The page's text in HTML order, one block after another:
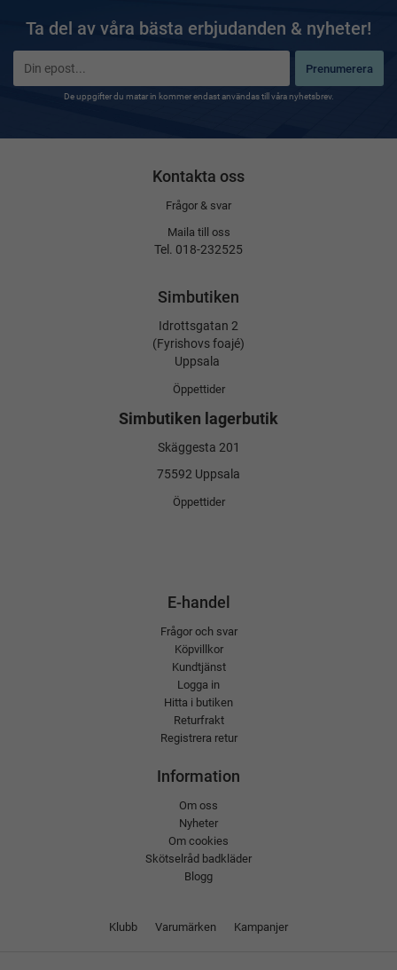
Ta del av våra bästa erbjudanden & nyheter!
Prenumerera
De uppgifter du matar in kommer endast användas till våra nyhetsbrev.
Kontakta oss
Frågor & svar
Maila till oss
Tel. 018-232525
Simbutiken
Idrottsgatan 2
(Fyrishovs foajé)
Uppsala
Öppettider
Simbutiken lagerbutik
Skäggesta 201
75592 Uppsala
Öppettider
E-handel
Frågor och svar
Köpvillkor
Kundtjänst
Logga in
Hitta i butiken
Returfrakt
Registrera retur
Information
Om oss
Nyheter
Om cookies
Skötselråd badkläder
Blogg
Klubb Varumärken Kampanjer